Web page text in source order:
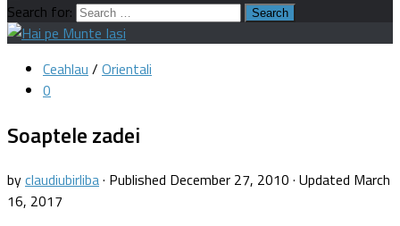
Search for:
Ceahlau / Orientali
0
Soaptele zadei
byclaudiubirliba· Published December 27, 2010 · Updated March
16, 2017